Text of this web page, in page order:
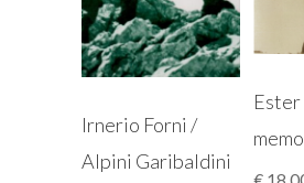
Irnerio Forni /
Alpini Garibaldini